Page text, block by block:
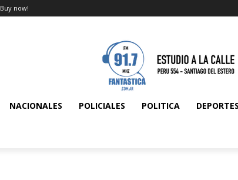
Buy now!
NACIONALES POLICIALES POLITICA DEPORTES